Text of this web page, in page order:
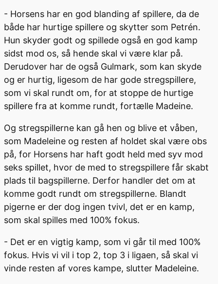
- Horsens har en god blanding af spillere, da de
både har hurtige spillere og skytter som Petrén.
Hun skyder godt og spillede også en god kamp
sidst mod os, så hende skal vi være klar på.
Derudover har de også Gulmark, som kan skyde
og er hurtig, ligesom de har gode stregspillere,
som vi skal rundt om, for at stoppe de hurtige
spillere fra at komme rundt, fortælle Madeine.
Og stregspillerne kan gå hen og blive et våben,
som Madeleine og resten af holdet skal være obs
på, for Horsens har haft godt held med syv mod
seks spillet, hvor de med to stregspillere får skabt
plads til bagspillerne. Derfor handler det om at
komme godt rundt om stregspillerne. Blandt
pigerne er der dog ingen tvivl, det er en kamp,
som skal spilles med 100% fokus.
- Det er en vigtig kamp, som vi går til med 100%
fokus. Hvis vi vil i top 2, top 3 i ligaen, så skal vi
vinde resten af vores kampe, slutter Madeleine.